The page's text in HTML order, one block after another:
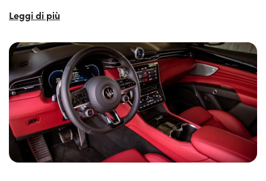
Tra gli accessori di serie o optional spiccano i sedili
21 altoparlanti, la ricarica wireless e il head-up display.
Non solo, il vano bagagli risultacorrettamente
dimensionatoper la categoria e compete con quello di
SUV più grandi. I Maserati Grecale interni confermano
l’attenzione al dettaglio tipica del brand, con soluzioni
innovative come il cronografo digitale sul cruscotto,
omaggio alla tradizione orologiera italiana. Comfort e
raffinatezza sono al centro dell'esperienza di guida,
rendendo ogni viaggio esclusivo.